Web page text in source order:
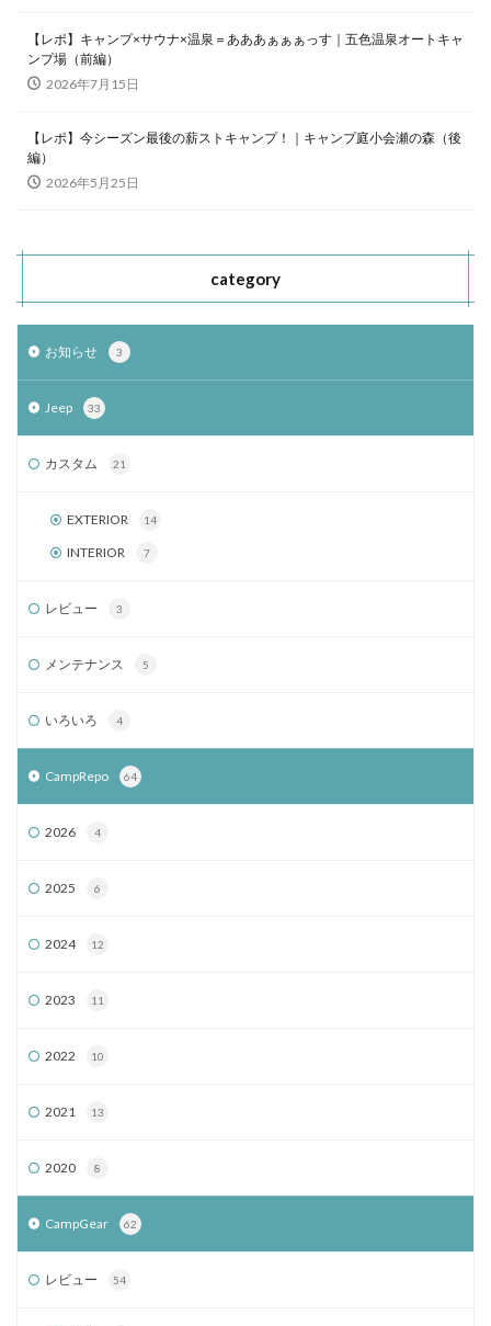
【レポ】キャンプ×サウナ×温泉＝あああぁぁぁっす｜五色温泉オートキャ
ンプ場（前編）
2026年7月15日
【レポ】今シーズン最後の薪ストキャンプ！｜キャンプ庭小会瀬の森（後
編）
2026年5月25日
category
お知らせ 3
Jeep 33
カスタム 21
EXTERIOR 14
INTERIOR 7
レビュー 3
メンテナンス 5
いろいろ 4
CampRepo 64
2026 4
2025 6
2024 12
2023 11
2022 10
2021 13
2020 8
CampGear 62
レビュー 54